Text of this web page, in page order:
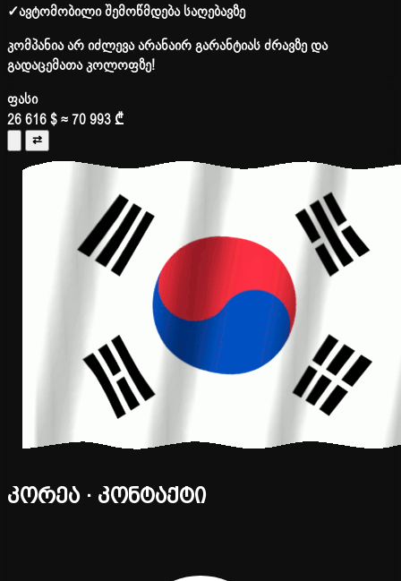
✓ავტომობილი შემოწმდება საღებავზე
კომპანია არ იძლევა არანაირ გარანტიას ძრავზე და
გადაცემათა კოლოფზე!
ფასი
26 616 $≈ 70 993 ₾
⇄
კორეა · კონტაქტი